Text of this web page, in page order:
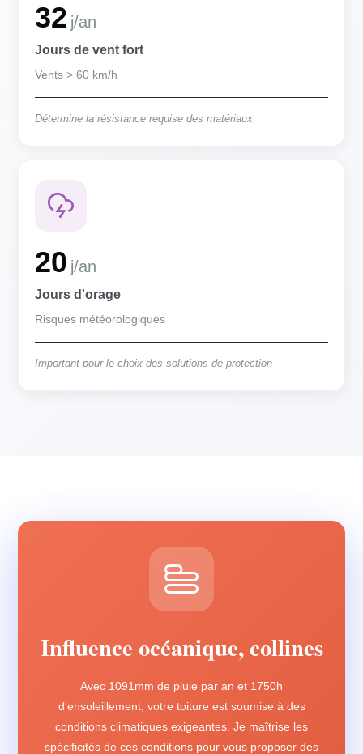
32 j/an
Jours de vent fort
Vents > 60 km/h
Détermine la résistance requise des matériaux
20 j/an
Jours d'orage
Risques météorologiques
Important pour le choix des solutions de protection
Influence océanique, collines
Avec 1091mm de pluie par an et 1750h
d'ensoleillement, votre toiture est soumise à des
conditions climatiques exigeantes. Je maîtrise les
spécificités de ces conditions pour vous proposer des